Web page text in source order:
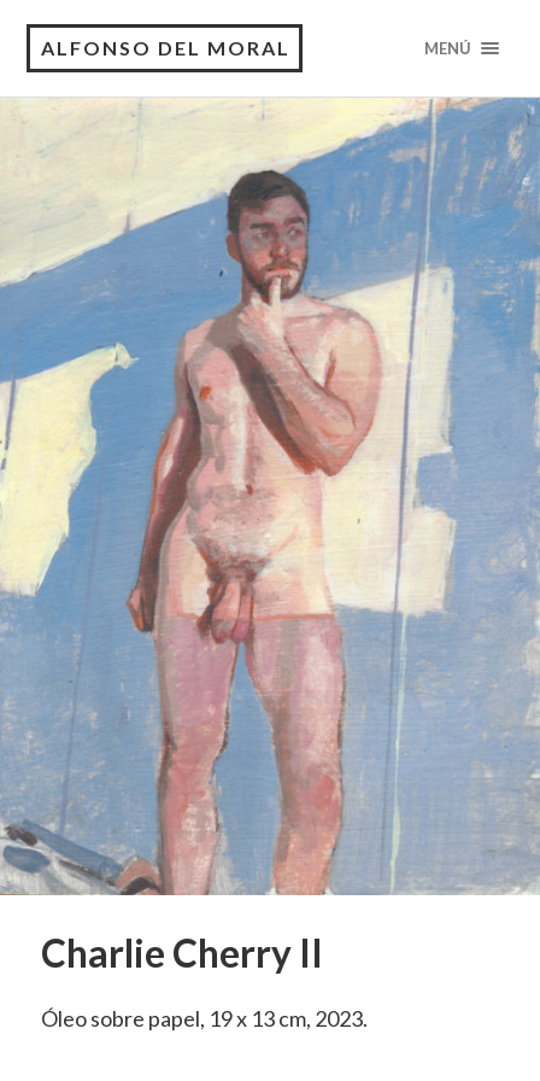
ALFONSO DEL MORAL MENÚ
Charlie Cherry II
Óleo sobre papel, 19 x 13 cm, 2023.